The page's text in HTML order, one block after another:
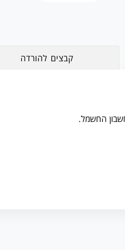
קבצים להורדה
החשמל.